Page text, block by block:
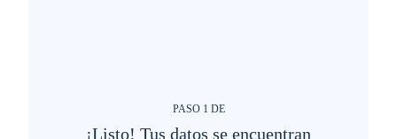
PASO 1 DE
¡Listo! Tus datos se encuentran